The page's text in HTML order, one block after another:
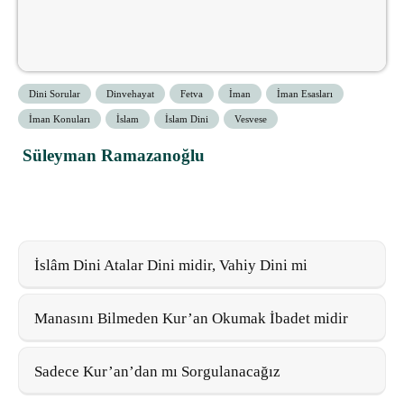
Dini Sorular Dinvehayat Fetva İman İman Esasları
İman Konuları İslam İslam Dini Vesvese
Süleyman Ramazanoğlu
İslâm Dini Atalar Dini midir, Vahiy Dini mi
Manasını Bilmeden Kur’an Okumak İbadet midir
Sadece Kur’an’dan mı Sorgulanacağız